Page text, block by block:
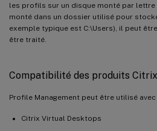
les profils sur un disque monté par lettre
monté dans un dossier utilisé pour
exemple typique est C:\Users), il peut
être traité.
Compatibilité des produits Citrix
Profile Management peut être utilisé
Citrix Virtual Desktops